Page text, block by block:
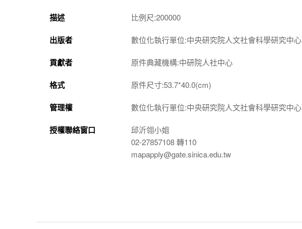
描述
比例尺:200000
出版者 數位化執行單位:中央研究院人文社會科學研究中心
貢獻者 原件典藏機構:中研院人社中心
格式 原件尺寸:53.7*40.0(cm)
管理權 數位化執行單位:中央研究院人文社會科學研究中心
授權聯絡窗口
邱沂翎小姐
02-27857108 轉110
mapapply@gate.sinica.edu.tw